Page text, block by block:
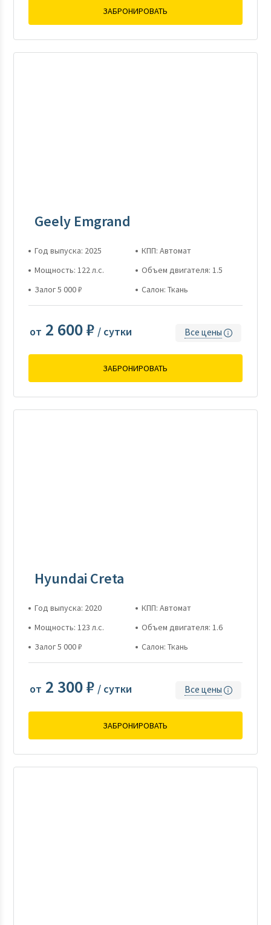
ЗАБРОНИРОВАТЬ
Geely Emgrand
Год выпуска: 2025
КПП: Автомат
Мощность: 122 л.с.
Объем двигателя: 1.5
Залог 5 000 ₽
Салон: Ткань
от 2 600 ₽ / сутки Все цены
ЗАБРОНИРОВАТЬ
Hyundai Creta
Год выпуска: 2020
КПП: Автомат
Мощность: 123 л.с.
Объем двигателя: 1.6
Залог 5 000 ₽
Салон: Ткань
от 2 300 ₽ / сутки Все цены
ЗАБРОНИРОВАТЬ